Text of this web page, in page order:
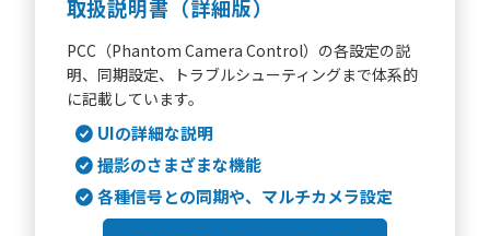
取扱説明書（詳細版）
PCC（Phantom Camera Control）の各設定の説
明、同期設定、トラブルシューティングまで体系的
に記載しています。
UIの詳細な説明
撮影のさまざまな機能
各種信号との同期や、マルチカメラ設定